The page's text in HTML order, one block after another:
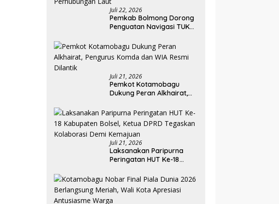
Juli 22, 2026
Pemkab Bolmong Dorong
Penguatan Navigasi TUKS
Dirjen Perhubungan Laut
Juli 21, 2026
Pemkot Kotamobagu
Dukung Peran Alkhairat,
Resmi Dilantik
Juli 21, 2026
Laksanakan Paripurna
Peringatan HUT Ke-18
DPRD Tegaskan
Kolaborasi Demi
Kemajuan